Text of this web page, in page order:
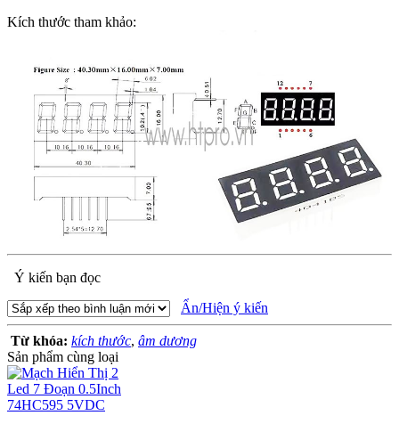
Kích thước tham khảo:
Ý kiến bạn đọc
Ẩn/Hiện ý kiến
Từ khóa: kích thước, âm dương
Sản phẩm cùng loại